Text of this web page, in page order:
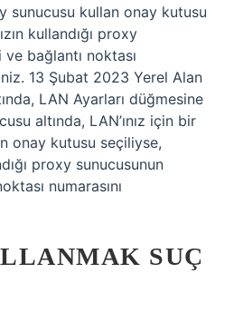
sunucusu kullan onay kutusu
kullandığı proxy
bağlantı noktası
13 Şubat 2023 Yerel Alan
LAN Ayarları düğmesine
altında, LAN’ınız için bir
onay kutusu seçiliyse,
proxy sunucusunun
numarasını
SUÇ